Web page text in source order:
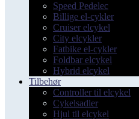
Speed Pedelec
Billige el-cykler
Cruiser elcykel
City elcykler
Fatbike el-cykler
Foldbar elcykel
Hybrid elcykel
Tilbehør
Controller til elcykel
Cykelsadler
Hjul til elcykel